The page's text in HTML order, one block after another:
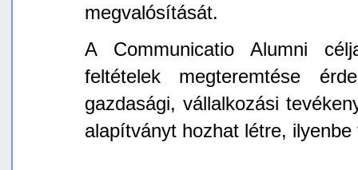
megvalósítását.
A Communicatio Alumni
feltételek megteremtése
gazdasági, vállalkozási
alapítványt hozhat létre,